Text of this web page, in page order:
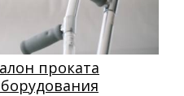
проката